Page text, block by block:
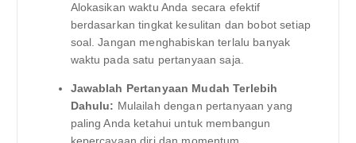
Alokasikan waktu Anda secara efektif
berdasarkan tingkat kesulitan dan bobot setiap
soal. Jangan menghabiskan terlalu banyak
waktu pada satu pertanyaan saja.
Jawablah Pertanyaan Mudah Terlebih
Dahulu: Mulailah dengan pertanyaan yang
paling Anda ketahui untuk membangun
kepercayaan diri dan momentum.